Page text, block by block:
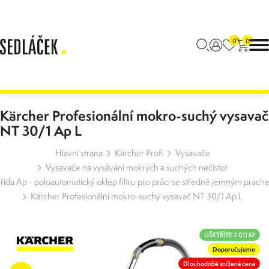
0 0
Kärcher Profesionální mokro-suchý vysavač
NT 30/1 Ap L
Hlavní strana Kärcher Profi
Vysavače
Vysavače na vysávání mokrých a suchých nečistot
Ap - poloautomatický oklep filtru pro práci se středně jemným
Kärcher Profesionální mokro-suchý vysavač NT 30/1 Ap L
UŠETŘÍTE 2 011 Kč
Doporučujeme
Dlouhodobě snížená cena